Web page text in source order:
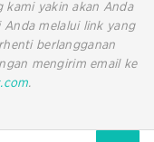
kami yakin akan Anda
Anda melalui link yang
berlangganan
mengirim email ke
.